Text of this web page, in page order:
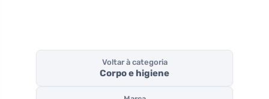
Voltar à categoria
Corpo e higiene